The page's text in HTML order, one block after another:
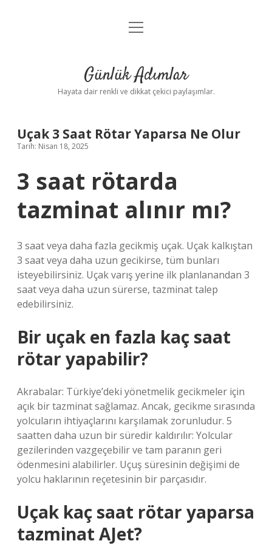
Anasayfa
Yasal Uyarı
menüyü
Günlük Adımlar
Hayata dair renkli ve dikkat çekici paylaşımlar.
Uçak 3 Saat Rötar Yaparsa Ne Olur
Tarih: Nisan 18, 2025
3 saat rötarda
tazminat alınır mı?
3 saat veya daha fazla gecikmiş uçak. Uçak kalkıştan
3 saat veya daha uzun gecikirse, tüm bunları
isteyebilirsiniz. Uçak varış yerine ilk planlanandan 3
saat veya daha uzun sürerse, tazminat talep
edebilirsiniz.
Bir uçak en fazla kaç saat
rötar yapabilir?
Akrabalar: Türkiye’deki yönetmelik gecikmeler için
açık bir tazminat sağlamaz. Ancak, gecikme sırasında
yolcuların ihtiyaçlarını karşılamak zorunludur. 5
saatten daha uzun bir süredir kaldırılır: Yolcular
gezilerinden vazgeçebilir ve tam paranın geri
ödenmesini alabilirler. Uçuş süresinin değişimi de
yolcu haklarının reçetesinin bir parçasıdır.
Uçak kaç saat rötar yaparsa
tazminat AJet?